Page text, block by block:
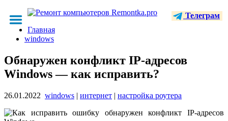
Телеграм
Главная
windows
Обнаружен конфликт IP-адресов
Windows — как исправить?
26.01.2022 windows | интернет | настройка роутера